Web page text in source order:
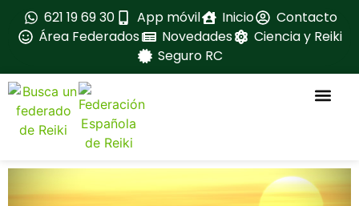
621 19 69 30 App móvil Inicio
Contacto
Área Federados
Novedades
Ciencia y Reiki
Seguro RC